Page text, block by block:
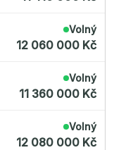
Volný
12 060 000 Kč
Volný
11 360 000 Kč
Volný
12 080 000 Kč